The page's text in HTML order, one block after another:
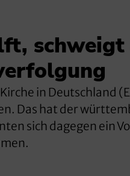
schweigt
in Deutschland
Das hat der
sich dagegen ein